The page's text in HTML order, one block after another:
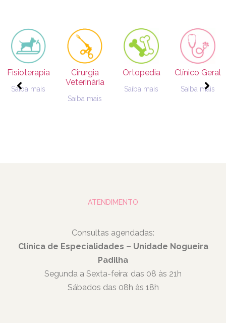
Fisioterapia
Saiba mais
Cirurgia
Veterinária
Saiba mais
Ortopedia
Saiba mais
Clínico Geral
Saiba mais
ATENDIMENTO
Consultas agendadas:
Clínica de Especialidades – Unidade Nogueira
Padilha
Segunda a Sexta-feira: das 08 às 21h
Sábados das 08h às 18h